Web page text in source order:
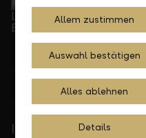
Telefonisch
bis 17.30 Uhr
+41 55
Feedback
In Ihrer Nähe
Allem zustimmen
Auswahl bestätigen
Alles ablehnen
Details